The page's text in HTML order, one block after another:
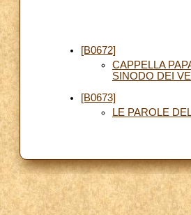
[B0672]
CAPPELLA
SINODO DEI
[B0673]
LE PAROLE